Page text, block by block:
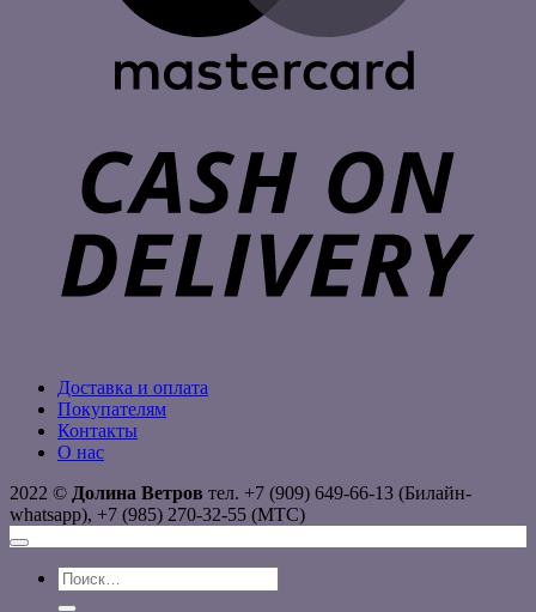
Доставка и оплата
Покупателям
Контакты
О нас
2022 © Долина Ветров тел. +7 (909) 649-66-13 (Билайн-
whatsapp), +7 (985) 270-32-55 (МТС)
Искать: